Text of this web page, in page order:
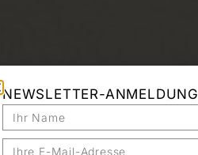
NEWSLETTER-ANMELDUNG